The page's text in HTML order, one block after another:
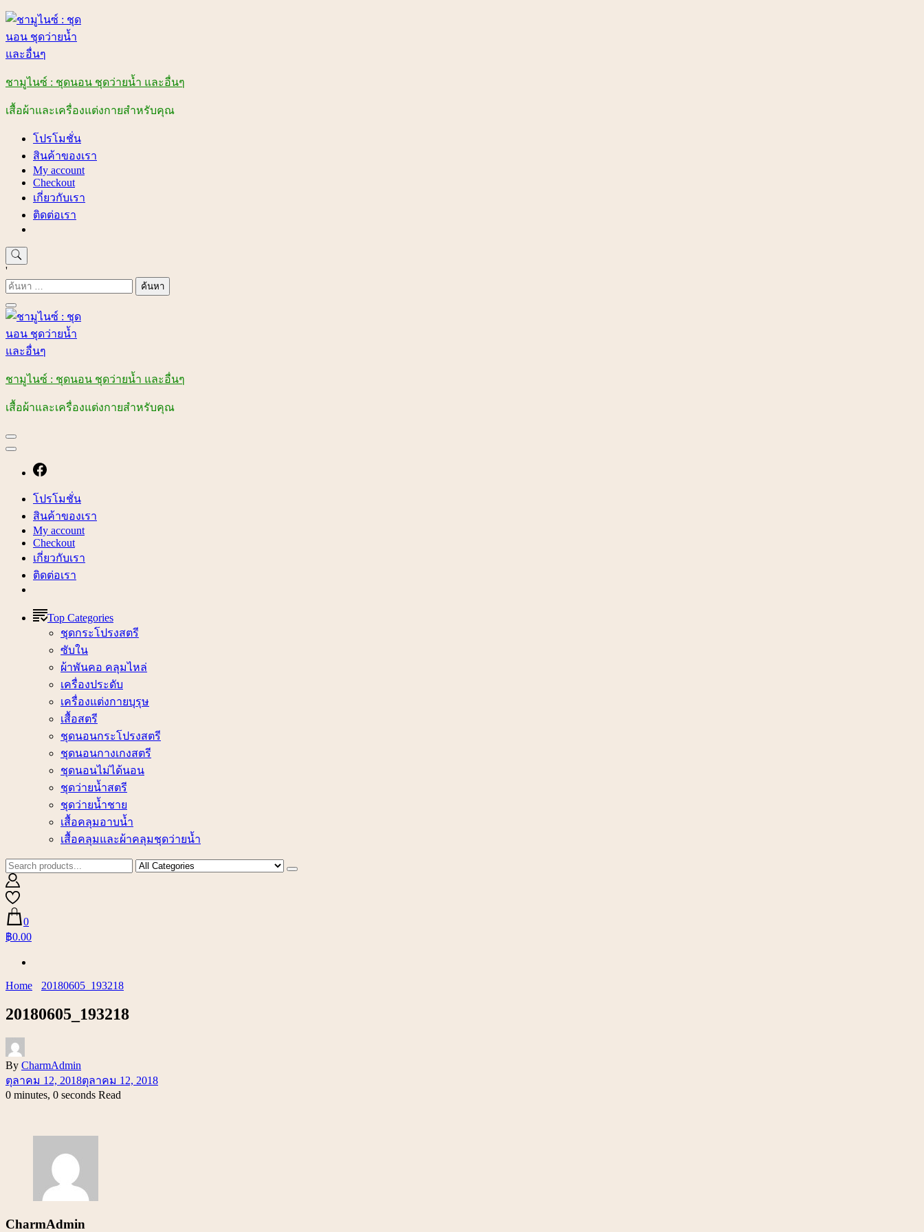
Skip
content
ชามูไนซ์ : ชุดนอน ชุดว่ายน้ำ และอื่นๆ
เสื้อผ้าและเครื่องแต่งกายสำหรับคุณ
โปรโมชั่น
สินค้าของเรา
My account
Checkout
เกี่ยวกับเรา
ติดต่อเรา
'
ค้นหา
สำหรับ:
ชามูไนซ์ : ชุดนอน ชุดว่ายน้ำ และอื่นๆ
เสื้อผ้าและเครื่องแต่งกายสำหรับคุณ
โปรโมชั่น
สินค้าของเรา
My account
Checkout
เกี่ยวกับเรา
ติดต่อเรา
Top Categories
ชุดกระโปรงสตรี
ซับใน
ผ้าพันคอ คลุมไหล่
เครื่องประดับ
เครื่องแต่งกายบุรุษ
เสื้อสตรี
ชุดนอนกระโปรงสตรี
ชุดนอนกางเกงสตรี
ชุดนอนไม่ได้นอน
ชุดว่ายน้ำสตรี
ชุดว่ายน้ำชาย
เสื้อคลุมอาบน้ำ
เสื้อคลุมและผ้าคลุมชุดว่ายน้ำ
0
฿0.00
Home 20180605_193218
20180605_193218
By CharmAdmin
ตุลาคม 12, 2018ตุลาคม 12, 2018
0 minutes, 0 seconds Read
CharmAdmin